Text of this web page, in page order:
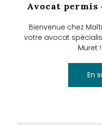
Avocat
Bienvenue chez
votre avocat
Muret
En